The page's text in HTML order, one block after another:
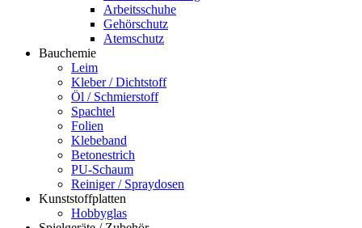
Arbeitsschuhe
Gehörschutz
Atemschutz
Bauchemie
Leim
Kleber / Dichtstoff
Öl / Schmierstoff
Spachtel
Folien
Klebeband
Betonestrich
PU-Schaum
Reiniger / Spraydosen
Kunststoffplatten
Hobbyglas